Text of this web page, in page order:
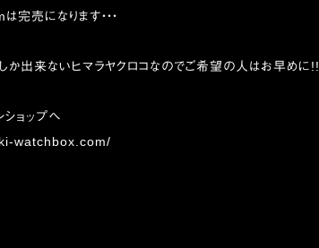
売になります・・・
か出来ないヒマラヤクロコなのでご希望の人はお早めに!!
ショップへ
watchbox.com/